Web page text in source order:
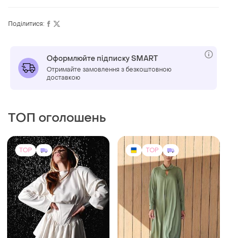
Поділитися:
Оформлюйте підписку SMART
Отримайте замовлення з безкоштовною
доставкою
ТОП оголошень
TOP TOP